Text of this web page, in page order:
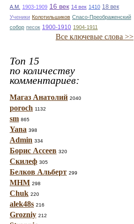
А.М.
1903-1909 16 век 14 век 1410 18 век
Ученики Колотильшиков Спасо-Преображенский
собор песок 1900-1910 1904-1911
Все ключевые слова >>
Топ 15
по количеству
комментариев:
Магаз Анатолий 2040
poroch 1132
sm 865
Yana 398
Admin 334
Борис Ассеев 320
Скилеф 305
Белков Альберт 299
МНМ 298
Chuk 220
alek48s 216
Grozniy 212